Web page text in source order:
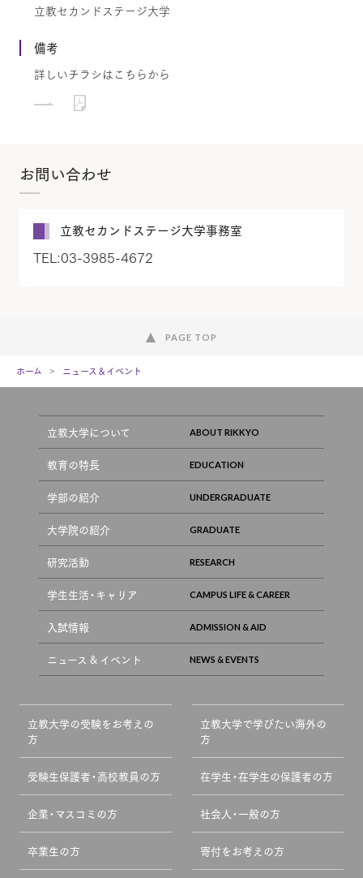
立教セカンドステージ大学
備考
詳しいチラシはこちらから
お問い合わせ
立教セカンドステージ大学事務室
TEL:03-3985-4672
PAGE TOP
ホーム ニュース＆イベント
立教大学について
教育の特長
学部の紹介
大学院の紹介
研究活動
学生生活・キャリア
入試情報
ニュース & イベント
立教大学の受験をお考えの
方
立教大学で学びたい海外の
方
受験生保護者・高校教員の方 在学生・在学生の保護者の方
企業・マスコミの方 社会人・一般の方
卒業生の方 寄付をお考えの方